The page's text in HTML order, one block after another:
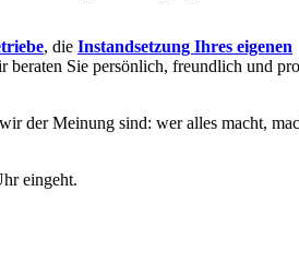
, die Instandsetzung Ihres eigenen
beraten Sie persönlich, freundlich und
der Meinung sind: wer alles macht,
eingeht.